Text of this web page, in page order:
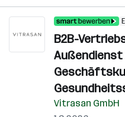
B2B-
Außendienst
Vitrasan GmbH